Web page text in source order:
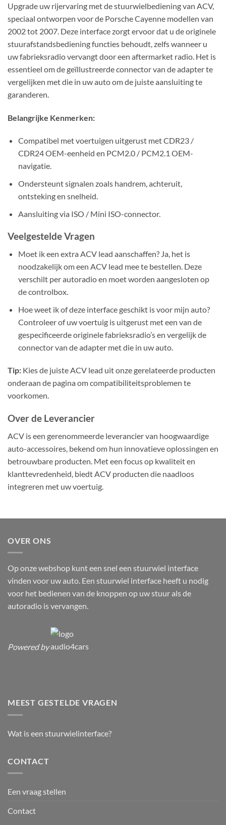
Upgrade uw rijervaring met de stuurwielbediening van ACV,
speciaal ontworpen voor de Porsche Cayenne modellen van
2002 tot 2007. Deze interface zorgt ervoor dat u de originele
stuurafstandsbediening functies behoudt, zelfs wanneer u
uw fabrieksradio vervangt door een aftermarket radio. Het is
essentieel om de geïllustreerde connector van de adapter te
vergelijken met die in uw auto om de juiste aansluiting te
garanderen.
Belangrijke Kenmerken:
Compatibel met voertuigen uitgerust met CDR23 /
CDR24 OEM-eenheid en PCM2.0 / PCM2.1 OEM-
navigatie.
Ondersteunt signalen zoals handrem, achteruit,
ontsteking en snelheid.
Aansluiting via ISO / Mini ISO-connector.
Veelgestelde Vragen
Moet ik een extra ACV lead aanschaffen? Ja, het is
noodzakelijk om een ACV lead mee te bestellen. Deze
verschilt per autoradio en moet worden aangesloten op
de controlbox.
Hoe weet ik of deze interface geschikt is voor mijn auto?
Controleer of uw voertuig is uitgerust met een van de
gespecificeerde originele fabrieksradio’s en vergelijk de
connector van de adapter met die in uw auto.
Tip: Kies de juiste ACV lead uit onze gerelateerde producten
onderaan de pagina om compatibiliteitsproblemen te
voorkomen.
Over de Leverancier
ACV is een gerenommeerde leverancier van hoogwaardige
auto-accessoires, bekend om hun innovatieve oplossingen en
betrouwbare producten. Met een focus op kwaliteit en
klanttevredenheid, biedt ACV producten die naadloos
integreren met uw voertuig.
OVER ONS
Op onze webshop kunt een snel een stuurwiel interface
vinden voor uw auto. Een stuurwiel interface heeft u nodig
voor het bedienen van de knoppen op uw stuur als de
autoradio is vervangen.
Powered by
MEEST GESTELDE VRAGEN
Wat is een stuurwielinterface?
CONTACT
Een vraag stellen
Contact